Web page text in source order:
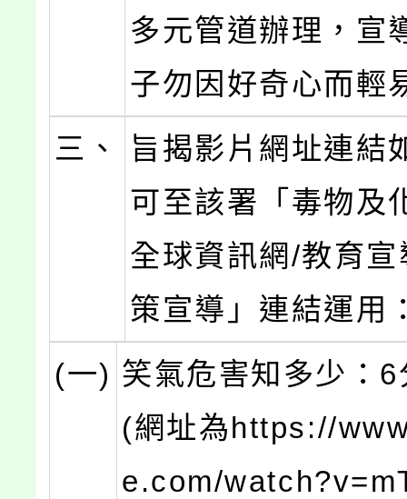
多元管道辦理，宣
子勿因好奇心而輕
三、
旨揭影片網址連結
可至該署「毒物及
全球資訊網/教育
策宣導」連結運用
(一) 笑氣危害知多少：
(網址為https://
e.com/